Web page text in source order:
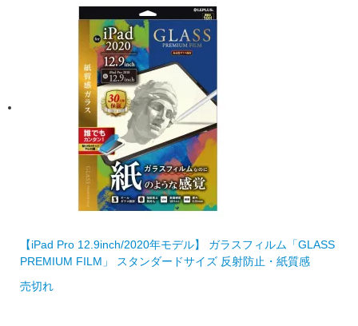
【iPad Pro 12.9inch/2020年モデル】 ガラスフィルム「GLASS
PREMIUM FILM」 スタンダードサイズ 反射防止・紙質感
売切れ